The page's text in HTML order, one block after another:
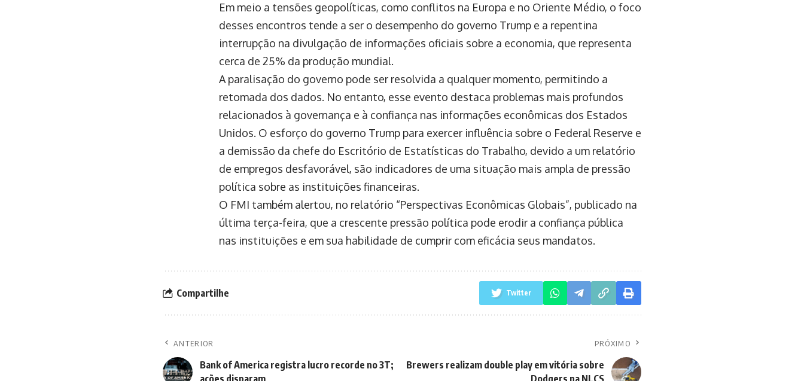
Em meio a tensões geopolíticas, como conflitos na Europa e no Oriente Médio, o foco
desses encontros tende a ser o desempenho do governo Trump e a repentina
interrupção na divulgação de informações oficiais sobre a economia, que representa
cerca de 25% da produção mundial.
A paralisação do governo pode ser resolvida a qualquer momento, permitindo a
retomada dos dados. No entanto, esse evento destaca problemas mais profundos
relacionados à governança e à confiança nas informações econômicas dos Estados
Unidos. O esforço do governo Trump para exercer influência sobre o Federal Reserve e
a demissão da chefe do Escritório de Estatísticas do Trabalho, devido a um relatório
de empregos desfavorável, são indicadores de uma situação mais ampla de pressão
política sobre as instituições financeiras.
O FMI também alertou, no relatório “Perspectivas Econômicas Globais”, publicado na
última terça-feira, que a crescente pressão política pode erodir a confiança pública
nas instituições e em sua habilidade de cumprir com eficácia seus mandatos.
Compartilhe Twitter
ANTERIOR
Bank of America registra lucro recorde no 3T;
PRÓXIMO
Brewers realizam double play em vitória sobre